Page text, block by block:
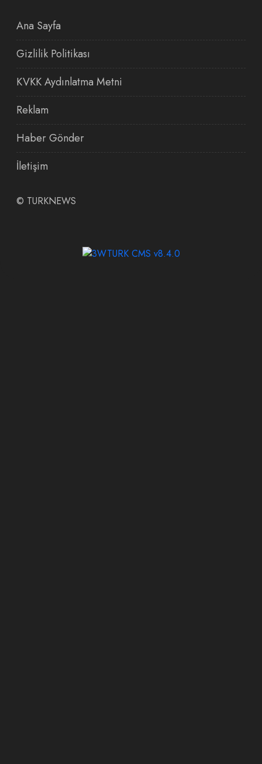
Ana Sayfa
Gizlilik Politikası
KVKK Aydınlatma Metni
Reklam
Haber Gönder
İletişim
© TURKNEWS